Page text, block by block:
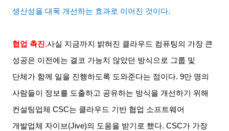
생산성을 대폭 개선하는 효과로 이어진 것이다.
협업 촉진.사실 지금까지 밝혀진 클라우드 컴퓨팅의 가장 큰
성공은 이전에는 결코 가능치 않았던 방식으로 그룹 및
단체가 함께 일을 진행하도록 도와준다는 점이다. 9만 명의
사람들이 정보를 도출하고 공유하는 방식을 개선하기 위해
컨설팅업체 CSC는 클라우드 기반 협업 소프트웨어
개발업체 자이브(Jive)의 도움을 받기로 했다. CSC가 가장